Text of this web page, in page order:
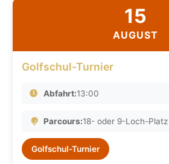
15
AUGUST
Golfschul-Turnier
Abfahrt:13:00
Parcours:18- oder 9-Loch-Platz
Golfschul-Turnier